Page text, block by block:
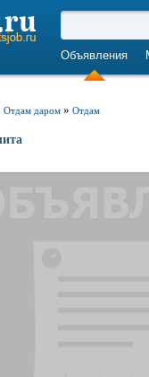
Объявления
Отдам даром » Отдам